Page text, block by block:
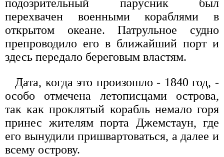
подозрительный парусник был
перехвачен военными кораблями в
открытом океане. Патрульное судно
препроводило его в ближайший порт и
здесь передало береговым властям.
Дата, когда это произошло - 1840 год, -
особо отмечена летописцами острова,
так как проклятый корабль немало горя
принес жителям порта Джемстаун, где
его вынудили пришвартоваться, а далее и
всему острову.